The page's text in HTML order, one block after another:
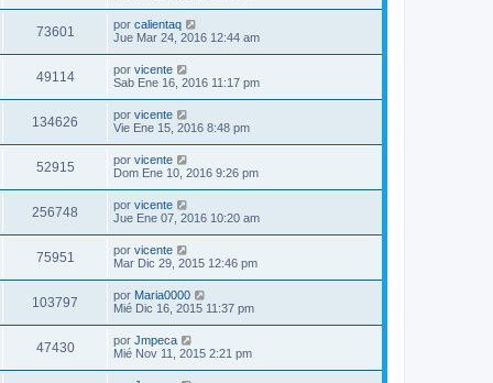
73601 por calientaq
Jue Mar 24, 2016 12:44 am
49114 por vicente
Sab Ene 16, 2016 11:17 pm
134626 por vicente
Vie Ene 15, 2016 8:48 pm
52915 por vicente
Dom Ene 10, 2016 9:26 pm
256748 por vicente
Jue Ene 07, 2016 10:20 am
75951 por vicente
Mar Dic 29, 2015 12:46 pm
103797 por Maria0000
Mié Dic 16, 2015 11:37 pm
47430 por Jmpeca
Mié Nov 11, 2015 2:21 pm